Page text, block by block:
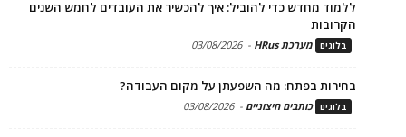
ללמוד מחדש כדי להוביל: איך להכשיר את העובדים לחמש השנים
הקרובות
בלוגים מערכת HRus -
03/08/2026
בחירות בפתח: מה השפעתן על מקום העבודה?
בלוגים כותבים חיצוניים -
03/08/2026